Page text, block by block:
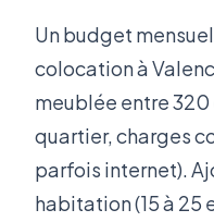
Un budget
colocation à
meublée entre
quartier, charges
parfois internet).
habitation (15 à 25